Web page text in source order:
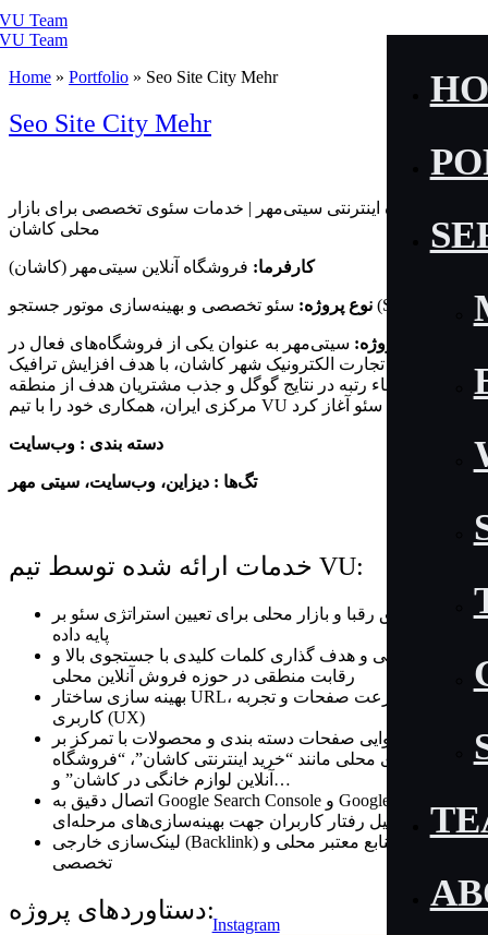
Instagram
Home » Portfolio » Seo Site City Mehr
Seo Site City Mehr
فروشگاه اینترنتی سیتی‌مهر | خدمات سئوی تخصصی برای بازار
محلی کاشان
کارفرما: فروشگاه آنلاین سیتی‌مهر (کاشان)
نوع پروژه: سئو تخصصی و بهینه‌سازی موتور جستجو (SEO)
شرح پروژه: سیتی‌مهر به‌ عنوان یکی از فروشگاه‌های فعال در
فضای تجارت الکترونیک شهر کاشان، با هدف افزایش ترافیک
ارگانیک، ارتقاء رتبه در نتایج گوگل و جذب مشتریان هدف از منطقه
دسته بندی : وب‌سایت
تگ‌ها : دیزاین، وب‌سایت، سیتی مهر
خدمات ارائه‌ شده توسط تیم VU:
تحلیل دقیق رقبا و بازار محلی برای تعیین استراتژی سئو بر
پایه داده
شناسایی و هدف‌ گذاری کلمات کلیدی با جستجوی بالا و
رقابت منطقی در حوزه فروش آنلاین محلی
بهینه‌ سازی ساختار URL، متا دیتاها، سرعت صفحات و تجربه
کاربری (UX)
سئوی محتوایی صفحات دسته‌ بندی و محصولات با تمرکز بر
کلیدواژه‌های محلی مانند “خرید اینترنتی کاشان”، “فروشگاه
آنلاین لوازم خانگی در کاشان” و…
اتصال دقیق به Google Search Console و Google Analytics و
تحلیل رفتار کاربران جهت بهینه‌سازی‌های مرحله‌ای
لینک‌سازی خارجی (Backlink) با تمرکز بر منابع معتبر محلی و
تخصصی
دستاوردهای پروژه: